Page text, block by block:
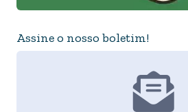
Assine o nosso boletim!